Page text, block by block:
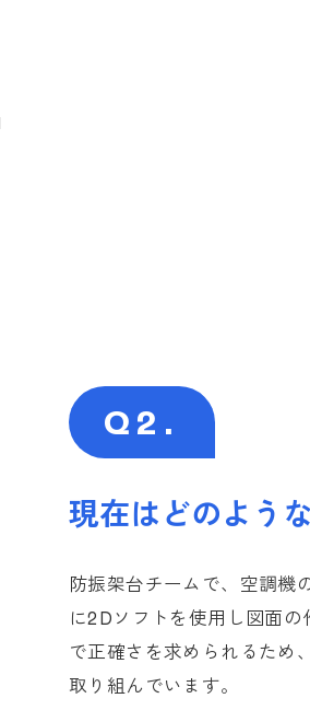
Q2.
現在はどのよう
防振架台チームで、空調機
に2Dソフトを使用し図面
で正確さを求められるため
取り組んでいます。